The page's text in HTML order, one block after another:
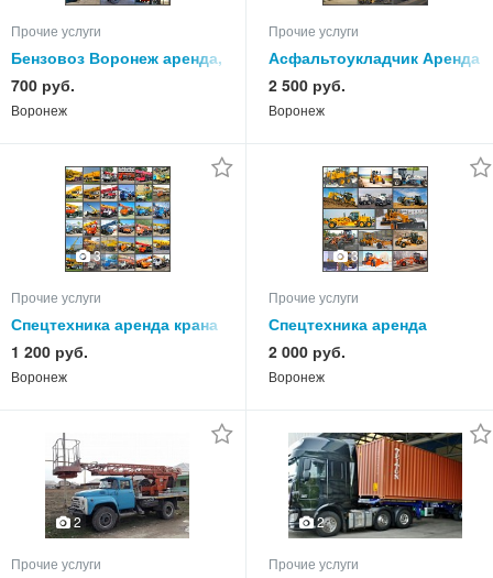
Прочие услуги
Бензовоз Воронеж аренда,
спецтехника бензовозы в
Воронеже
700 руб.
Воронеж
Прочие услуги
Асфальтоукладчик Аренда
Воронеж, спецтехника в
Воронеже
Асфальтоукладчики
2 500 руб.
Воронеж
3
Прочие услуги
Спецтехника аренда крана
в Воронеже и автокран
арендовать в
Воронежской области
1 200 руб.
Воронеж
3
Прочие услуги
Спецтехника аренда
грейдера в Воронеже и
автогрейдер арендовать в
Воронежской области
2 000 руб.
Воронеж
2
Прочие услуги
2
Прочие услуги